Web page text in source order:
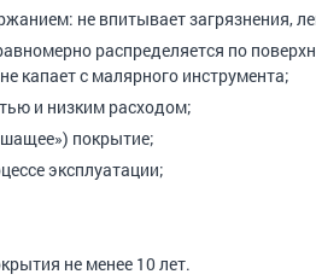
не впитывает загрязнения,
распределяется по
капает с малярного инструмента;
и низким расходом;
покрытие;
эксплуатации;
не менее 10 лет.